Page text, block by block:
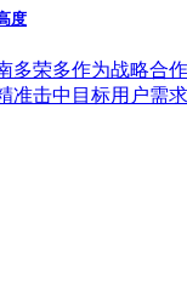
度
多荣多作为战略合
准击中目标用户需